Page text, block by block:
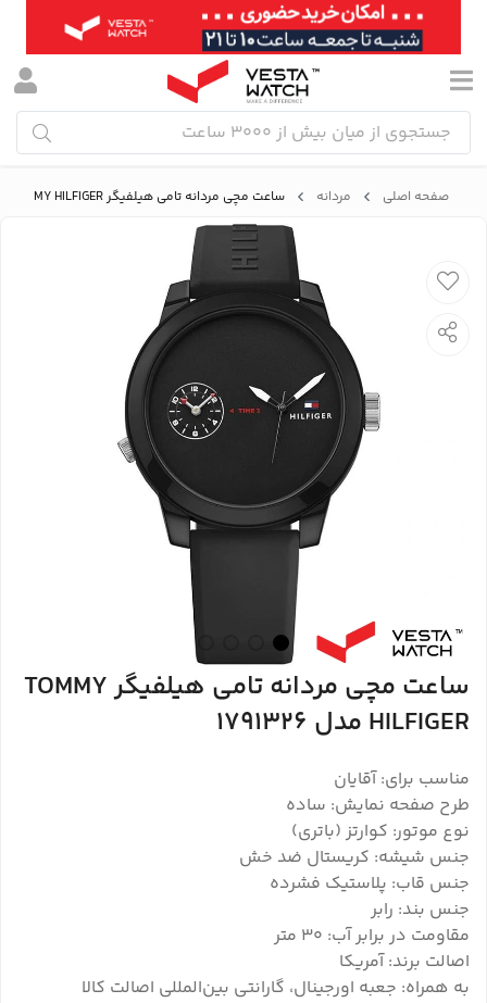
صفحه اصلی مردانه ساعت مچی مردانه تامی هیلفیگر TOMMY HILFIGER مدل 1791326
ساعت مچی مردانه تامی هیلفیگر TOMMY
HILFIGER مدل 1791326
مناسب برای: آقایان
طرح صفحه نمایش: ساده
نوع موتور: کوارتز (باتری)
جنس شیشه: کریستال ضد خش
جنس قاب: پلاستیک فشرده
جنس بند: رابر
مقاومت در برابر آب: 30 متر
اصالت برند: آمریکا
به همراه: جعبه اورجینال، گارانتی بین‌المللی اصالت کالا